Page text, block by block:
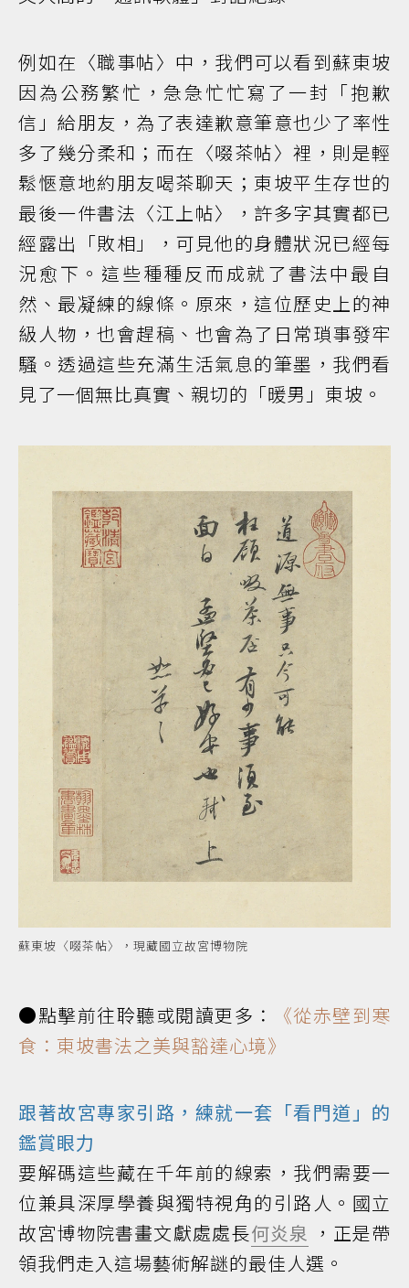
例如在〈職事帖〉中，我們可以看到蘇東坡
因為公務繁忙，急急忙忙寫了一封「抱歉
信」給朋友，為了表達歉意筆意也少了率性
多了幾分柔和；而在〈啜茶帖〉裡，則是輕
鬆愜意地約朋友喝茶聊天；東坡平生存世的
最後一件書法〈江上帖〉，許多字其實都已
經露出「敗相」，可見他的身體狀況已經每
況愈下。這些種種反而成就了書法中最自
然、最凝練的線條。原來，這位歷史上的神
級人物，也會趕稿、也會為了日常瑣事發牢
騷。透過這些充滿生活氣息的筆墨，我們看
見了一個無比真實、親切的「暖男」東坡。
蘇東坡〈啜茶帖〉，現藏國立故宮博物院
●點擊前往聆聽或閱讀更多：
《從赤壁到寒
食：東坡書法之美與豁達心境》
跟著故宮專家引路，練就一套「看門道」的
鑑賞眼力
要解碼這些藏在千年前的線索，我們需要一
位兼具深厚學養與獨特視角的引路人。國立
故宮博物院書畫文獻處處長何炎泉 ，正是帶
領我們走入這場藝術解謎的最佳人選。